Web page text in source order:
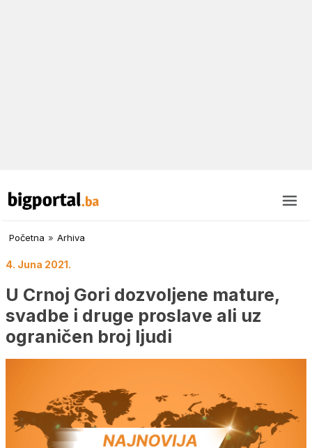
Početna » Arhiva
4. Juna 2021.
U Crnoj Gori dozvoljene mature,
svadbe i druge proslave ali uz
ograničen broj ljudi